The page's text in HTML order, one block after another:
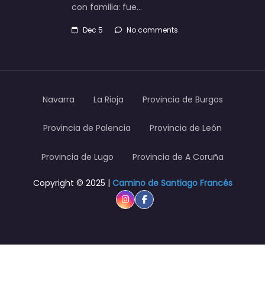
con familia: fue…
Dec 5 No comments
Navarra La Rioja Provincia de Burgos
Provincia de Palencia Provincia de León
Provincia de Lugo Provincia de A Coruña
Copyright © 2025 | Camino de Santiago Francés